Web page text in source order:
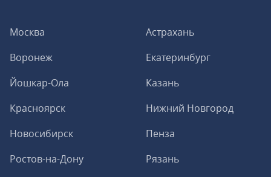
Москва
Астрахань
Воронеж
Екатеринбург
Йошкар-Ола
Казань
Красноярск
Нижний Новгород
Новосибирск
Пенза
Ростов-на-Дону
Рязань